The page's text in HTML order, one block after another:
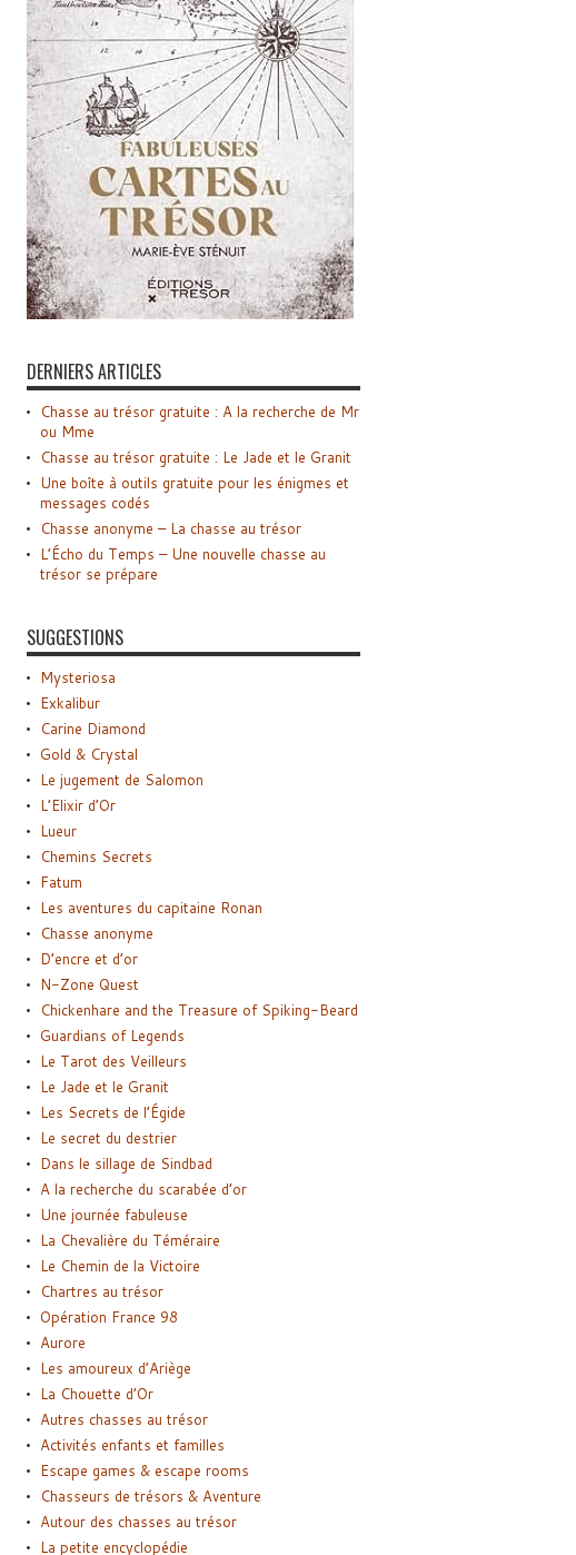
DERNIERS ARTICLES
Chasse au trésor gratuite : A la recherche de Mr
ou Mme
Chasse au trésor gratuite : Le Jade et le Granit
Une boîte à outils gratuite pour les énigmes et
messages codés
Chasse anonyme – La chasse au trésor
L’Écho du Temps – Une nouvelle chasse au
trésor se prépare
SUGGESTIONS
Mysteriosa
Exkalibur
Carine Diamond
Gold & Crystal
Le jugement de Salomon
L’Elixir d’Or
Lueur
Chemins Secrets
Fatum
Les aventures du capitaine Ronan
Chasse anonyme
D’encre et d’or
N-Zone Quest
Chickenhare and the Treasure of Spiking-Beard
Guardians of Legends
Le Tarot des Veilleurs
Le Jade et le Granit
Les Secrets de l’Égide
Le secret du destrier
Dans le sillage de Sindbad
A la recherche du scarabée d’or
Une journée fabuleuse
La Chevalière du Téméraire
Le Chemin de la Victoire
Chartres au trésor
Opération France 98
Aurore
Les amoureux d’Ariège
La Chouette d’Or
Autres chasses au trésor
Activités enfants et familles
Escape games & escape rooms
Chasseurs de trésors & Aventure
Autour des chasses au trésor
La petite encyclopédie